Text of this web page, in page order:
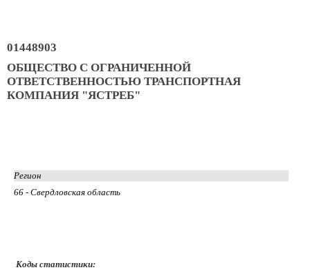
01448903
ОБЩЕСТВО С ОГРАНИЧЕННОЙ
ОТВЕТСТВЕННОСТЬЮ ТРАНСПОРТНАЯ
КОМПАНИЯ "ЯСТРЕБ"
Регион
66 - Свердловская область
Коды статистики: